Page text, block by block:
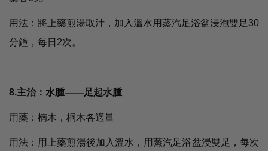
用法：將上藥煎湯取汁，加入溫水用蒸汽足浴盆浸泡雙足30
分鐘，每日2次。
8.主治：水腫――足起水腫
用藥：楠木，桐木各適量
用法：用上藥煎湯後加入溫水，用蒸汽足浴盆浸雙足，每次